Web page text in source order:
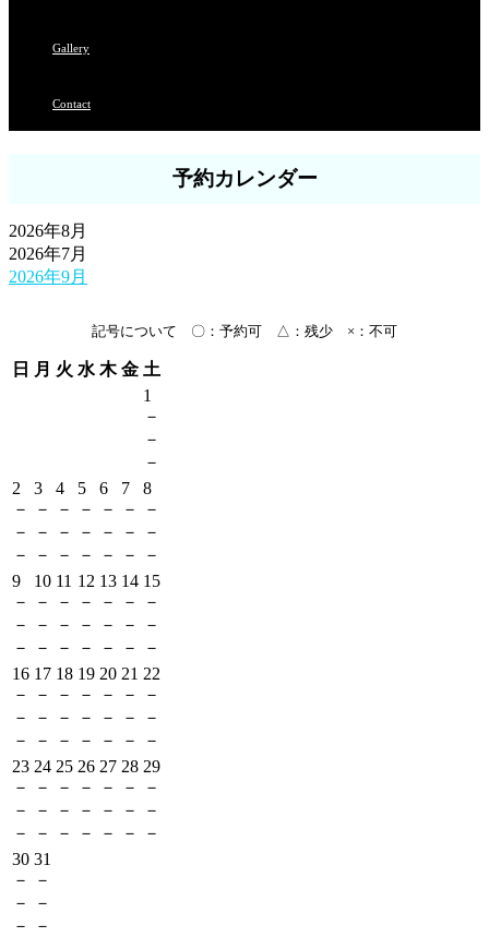
Gallery
Contact
予約カレンダー
2026年8月
2026年7月
2026年9月
記号について 〇：予約可 △：残少 ×：不可
日 月 火 水 木 金 土
1
－
－
－
2
－
－
－
3
－
－
－
4
－
－
－
5
－
－
－
6
－
－
－
7
－
－
－
8
－
－
－
9
－
－
－
10
－
－
－
11
－
－
－
12
－
－
－
13
－
－
－
14
－
－
－
15
－
－
－
16
－
－
－
17
－
－
－
18
－
－
－
19
－
－
－
20
－
－
－
21
－
－
－
22
－
－
－
23
－
－
－
24
－
－
－
25
－
－
－
26
－
－
－
27
－
－
－
28
－
－
－
29
－
－
－
30
－
－
－
31
－
－
－